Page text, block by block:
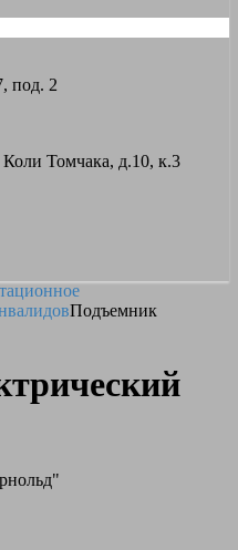
под. 2
Коли Томчака, д.10, к.3
Подъемник